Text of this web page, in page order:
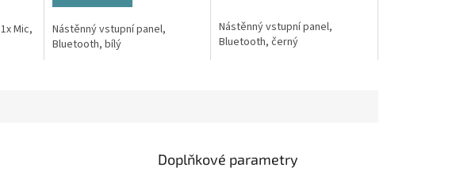
Mic,
Nástěnný vstupní panel,
Bluetooth, bílý
Nástěnný vstupní panel,
Bluetooth, černý
Doplňkové parametry